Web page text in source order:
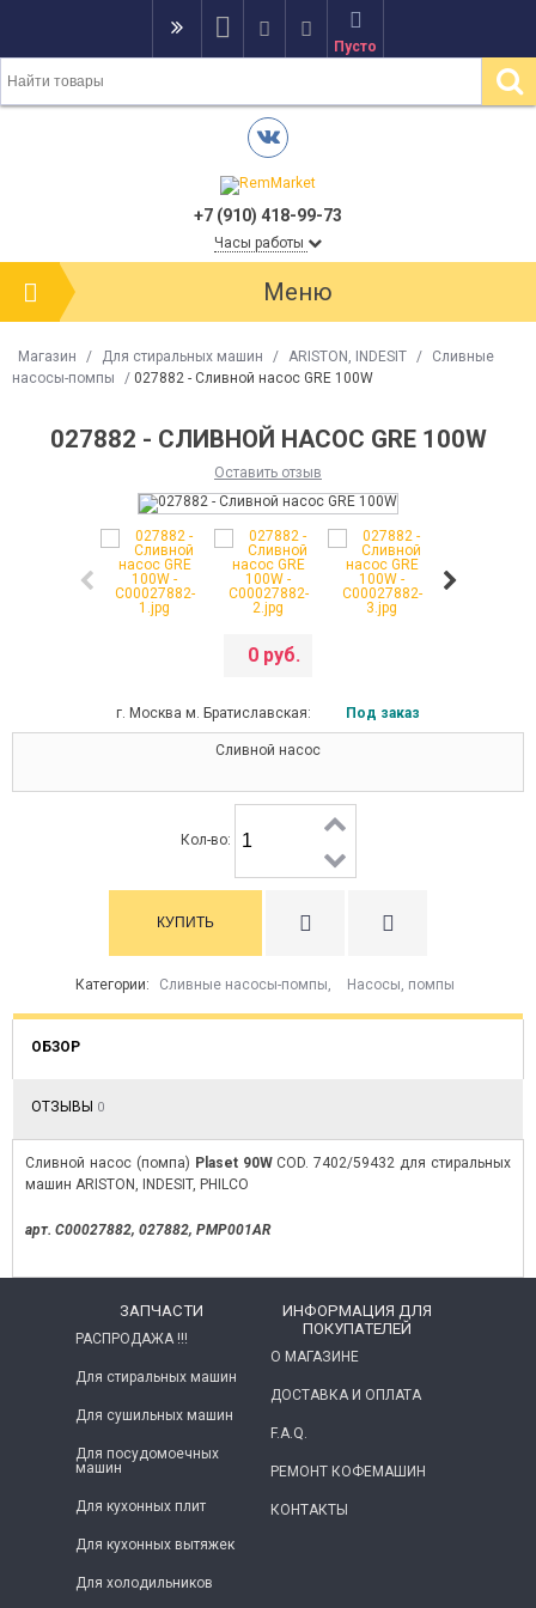
Пусто
+7 (910) 418-99-73
Часы работы
Меню
Магазин / Для стиральных машин / ARISTON, INDESIT /
Сливные
насосы-помпы
/ 027882 - Сливной насос GRE 100W
027882 - СЛИВНОЙ НАСОС GRE 100W
Оставить отзыв
0 руб.
г. Москва м. Братиславская: Под заказ
Сливной насос
Кол-во:
Категории: Сливные насосы-помпы, Насосы, помпы
ОБЗОР
ОТЗЫВЫ 0
Сливной насос (помпа) Plaset 90WCOD. 7402/59432 для стиральных
машин ARISTON, INDESIT, PHILCO
арт. C00027882, 027882, PMP001AR
ЗАПЧАСТИ
РАСПРОДАЖА !!!
Для стиральных машин
Для сушильных машин
Для посудомоечных
машин
Для кухонных плит
Для кухонных вытяжек
Для холодильников
ИНФОРМАЦИЯ ДЛЯ
ПОКУПАТЕЛЕЙ
О МАГАЗИНЕ
ДОСТАВКА И ОПЛАТА
F.A.Q.
РЕМОНТ КОФЕМАШИН
КОНТАКТЫ